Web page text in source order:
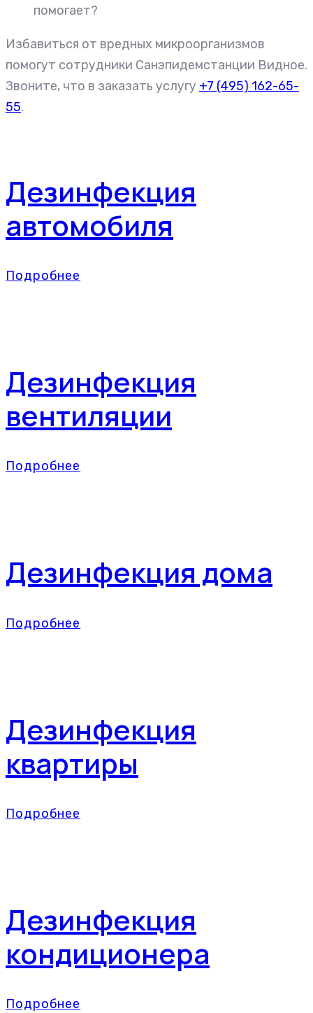
помогает?
Избавиться от вредных микроорганизмов
помогут сотрудники Санэпидемстанции Видное.
Звоните, что в заказать услугу +7 (495) 162-65-
55.
Дезинфекция
автомобиля
Подробнее
Дезинфекция
вентиляции
Подробнее
Дезинфекция дома
Подробнее
Дезинфекция
квартиры
Подробнее
Дезинфекция
кондиционера
Подробнее